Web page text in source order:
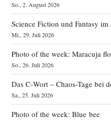
So., 2. August 2026
Science Fiction und Fantasy
Mi., 29. Juli 2026
Photo of the week: Maracuja
So., 26. Juli 2026
Das C‑Wort – Chaos-Tage bei
Sa., 25. Juli 2026
Photo of the week: Blue bee